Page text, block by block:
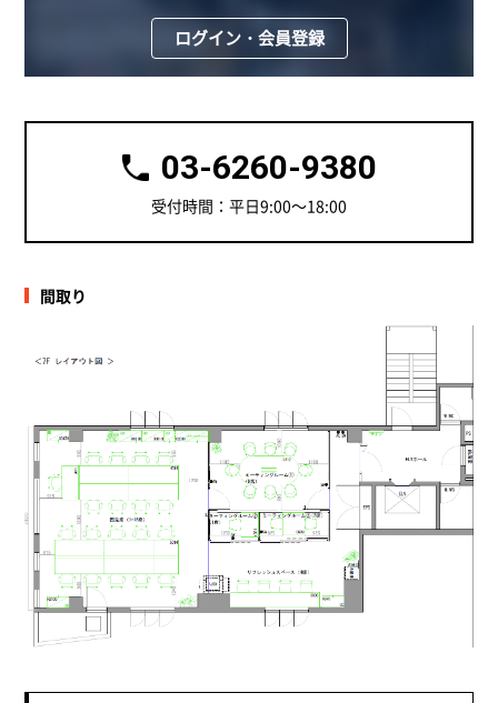
ログイン・会員登録
03-6260-9380
受付時間：平日9:00～18:00
間取り